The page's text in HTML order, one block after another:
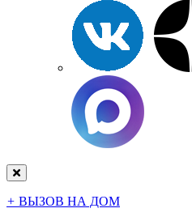
+ ВЫЗОВ НА ДОМ